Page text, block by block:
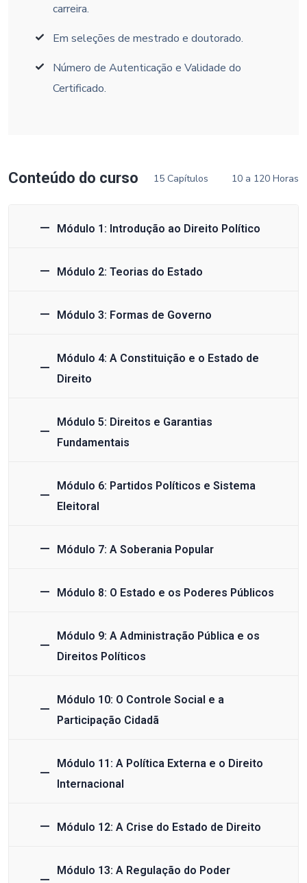
carreira.
Em seleções de mestrado e doutorado.
Número de Autenticação e Validade do
Certificado.
Conteúdo do curso 15 Capítulos 10 a 120 Horas
Módulo 1: Introdução ao Direito Político
Módulo 2: Teorias do Estado
Módulo 3: Formas de Governo
Módulo 4: A Constituição e o Estado de
Direito
Módulo 5: Direitos e Garantias
Fundamentais
Módulo 6: Partidos Políticos e Sistema
Eleitoral
Módulo 7: A Soberania Popular
Módulo 8: O Estado e os Poderes Públicos
Módulo 9: A Administração Pública e os
Direitos Políticos
Módulo 10: O Controle Social e a
Participação Cidadã
Módulo 11: A Política Externa e o Direito
Internacional
Módulo 12: A Crise do Estado de Direito
Módulo 13: A Regulação do Poder